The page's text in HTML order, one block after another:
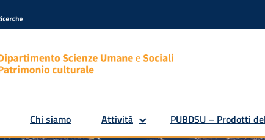
Chi siamo Attività PUBDSU – Prodotti